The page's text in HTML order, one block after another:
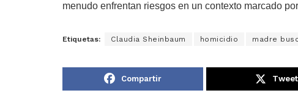
menudo enfrentan riesgos en un contexto marcado
Etiquetas: Claudia Sheinbaum homicidio madre
Compartir Tweet